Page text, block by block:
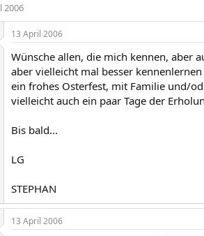
2006
13 April 2006
Wünsche allen, die mich kennen, aber
aber vielleicht mal besser
ein frohes Osterfest, mit Familie und/
vielleicht auch ein paar Tage der
Bis bald...
LG
STEPHAN
13 April 2006